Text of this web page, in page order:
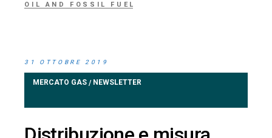
OIL AND FOSSIL FUEL
31 OTTOBRE 2019
MERCATO GAS / NEWSLETTER